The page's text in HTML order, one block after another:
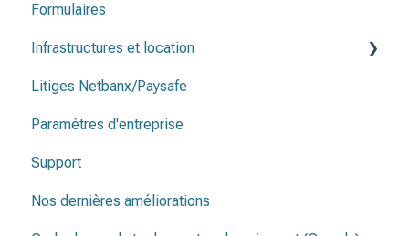
Relevé 24
Formulaires
Infrastructures et location
Infrastructure et et emplacements
Contrat de location
Litiges Netbanx/Paysafe
Paramètres d'entreprise
Support
Nos dernières améliorations